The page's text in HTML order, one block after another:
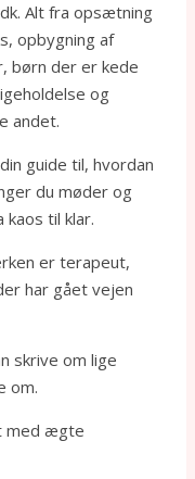
Alt fra opsætning
opbygning af
børn der er kede
og
andet.
guide til, hvordan
du møder og
kaos til klar.
er terapeut,
har gået vejen
skrive om lige
om.
med ægte